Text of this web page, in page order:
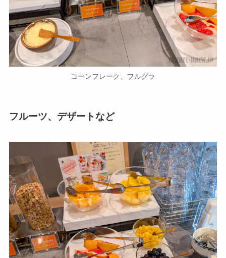
コーンフレーク、フルグラ
フルーツ、デザートなど